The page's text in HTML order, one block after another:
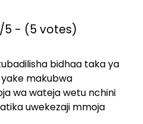
5 - (5 votes)
bidhaa taka ya
makubwa
wa wateja wetu nchini
uwekezaji mmoja